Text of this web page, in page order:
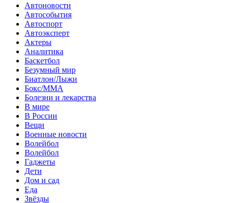
Автоновости
Автособытия
Автоспорт
Автоэксперт
Актеры
Аналитика
Баскетбол
Безумный мир
Биатлон/Лыжи
Бокс/MMA
Болезни и лекарства
В мире
В России
Вещи
Военные новости
Волейбол
Волейбол
Гаджеты
Дети
Дом и сад
Еда
Звёзды